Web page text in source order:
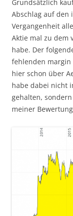
Grundsätzlich
Abschlag auf den
Vergangenheit
Aktie mal zu dem
habe. Der
fehlenden margin
hier schon über
habe dabei nicht
gehalten,
meiner